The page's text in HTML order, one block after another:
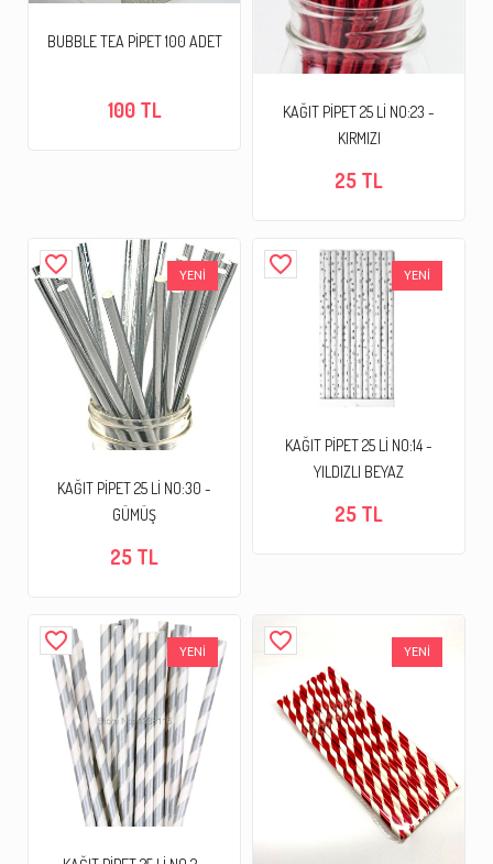
BUBBLE TEA PİPET 100 ADET
100 TL
KAĞIT PİPET 25 Lİ NO:23 -
KIRMIZI
25 TL
favorite_border YENİ
KAĞIT PİPET 25 Lİ NO:30 -
GÜMÜŞ
25 TL
favorite_border YENİ
KAĞIT PİPET 25 Lİ NO:14 -
YILDIZLI BEYAZ
25 TL
favorite_border YENİ favorite_border YENİ